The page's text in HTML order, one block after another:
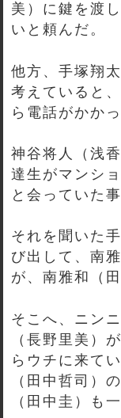
美）に鍵を渡
いと頼んだ。
他方、手塚翔
考えていると
ら電話がかか
神谷将人（浅
達生がマンシ
と会っていた
それを聞いた
び出して、南
が、南雅和（
そこへ、ニン
（長野里美）
らウチに来て
（田中哲司）
（田中圭）も